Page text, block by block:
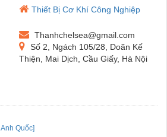
Thiết Bị Cơ Khí Công Nghiệp
Thanhchelsea@gmail.com
Số 2, Ngách 105/28, Doãn Kế
Thiện, Mai Dịch, Cầu Giấy, Hà Nội
Anh Quốc]